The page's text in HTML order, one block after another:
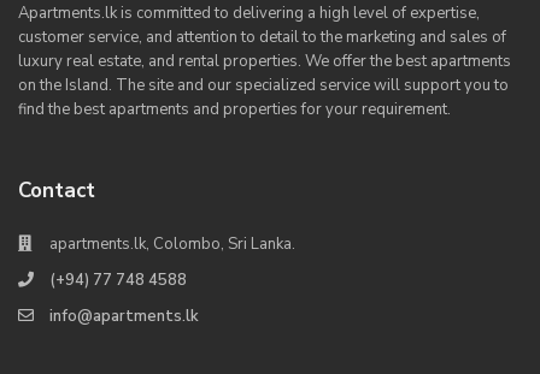
Apartments.lk is committed to delivering a high level of expertise,
customer service, and attention to detail to the marketing and sales of
luxury real estate, and rental properties. We offer the best apartments
on the Island. The site and our specialized service will support you to
find the best apartments and properties for your requirement.
Contact
apartments.lk, Colombo, Sri Lanka.
(+94) 77 748 4588
info@apartments.lk